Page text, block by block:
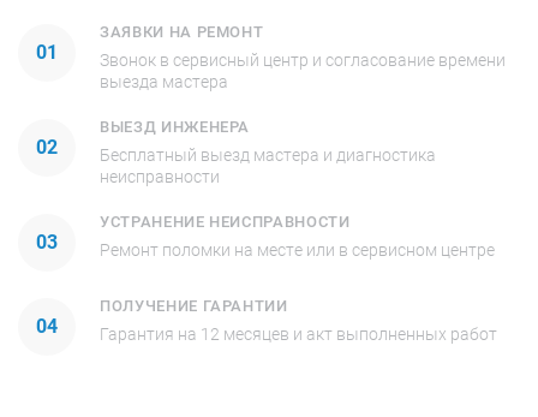
01
ЗАЯВКИ НА РЕМОНТ
Звонок в сервисный центр и согласование времени
выезда мастера
02
ВЫЕЗД ИНЖЕНЕРА
Бесплатный выезд мастера и диагностика
неисправности
03
УСТРАНЕНИЕ НЕИСПРАВНОСТИ
Ремонт поломки на месте или в сервисном центре
04
ПОЛУЧЕНИЕ ГАРАНТИИ
Гарантия на 12 месяцев и акт выполненных работ